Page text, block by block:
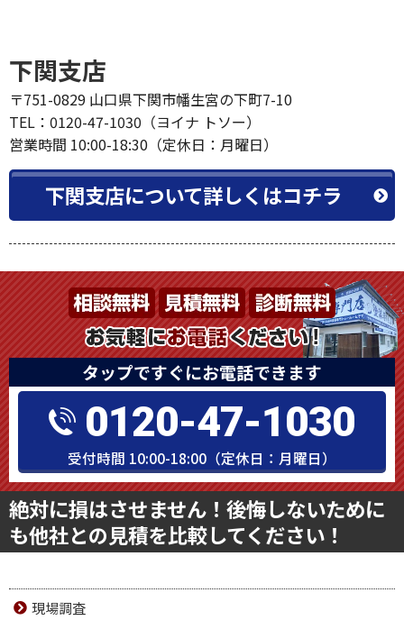
下関支店
〒751-0829 山口県下関市幡生宮の下町7-10
TEL：0120-47-1030（ヨイナ トソー）
営業時間 10:00-18:30（定休日：月曜日）
下関支店について詳しくはコチラ
タップですぐにお電話できます
0120-47-1030
受付時間 10:00-18:00（定休日：月曜日）
絶対に損はさせません！後悔しないために
も他社との見積を比較してください！
現場調査